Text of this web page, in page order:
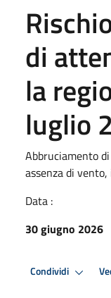
di
la
luglio
Abbruciamento
assenza di
Data :
30 giugno 2026
Condividi